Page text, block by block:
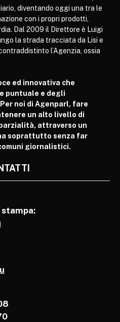
diventando oggi una tra le
con i propri prodotti,
Dal 2009 il Direttore è Luigi
la strada tracciata da Lisi e
l’Agenzia, ossia
ed innovativa che
puntuale e degli
noi di Agenparl, fare
un alto livello di
attraverso un
soprattutto senza far
giornalistici.
stampa: